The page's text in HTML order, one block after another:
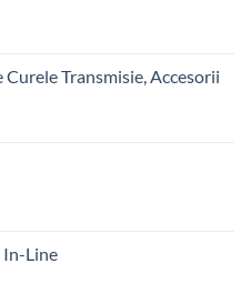
Curele Transmisie, Accesorii
In-Line